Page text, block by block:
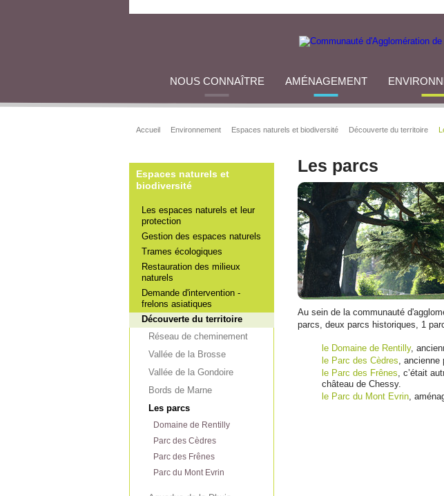
NOUS CONNAÎTRE AMÉNAGEMENT
Accueil Environnement Espaces naturels et biodiversité Découverte du territoire
Espaces naturels et
biodiversité
Les espaces naturels et leur
protection
Gestion des espaces naturels
Trames écologiques
Restauration des milieux
naturels
Demande d'intervention -
frelons asiatiques
Découverte du territoire
Réseau de cheminement
Vallée de la Brosse
Vallée de la Gondoire
Bords de Marne
Les parcs
Domaine de Rentilly
Parc des Cèdres
Parc des Frênes
Parc du Mont Evrin
Les parcs
Au sein de la communauté
parcs, deux parcs historiques, 1
le Domaine de Rentilly,
le Parc des Cèdres, ancienne
le Parc des Frênes, c’était
château de Chessy.
le Parc du Mont Evrin,